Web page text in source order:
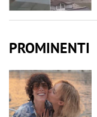
PROMINENTI